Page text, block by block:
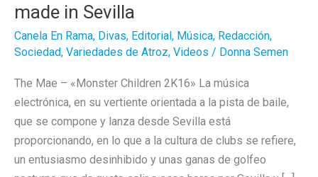
made in Sevilla
Canela En Rama, Divas, Editorial , Música, Redacción,
Sociedad, Variedades de Atroz, Videos / Donna Semen
The Mae – «Monster Children 2K16» La música
electrónica, en su vertiente orientada a la pista de baile,
que se compone y lanza desde Sevilla está
proporcionando, en lo que a la cultura de clubs se refiere,
un entusiasmo desinhibido y unas ganas de golfeo